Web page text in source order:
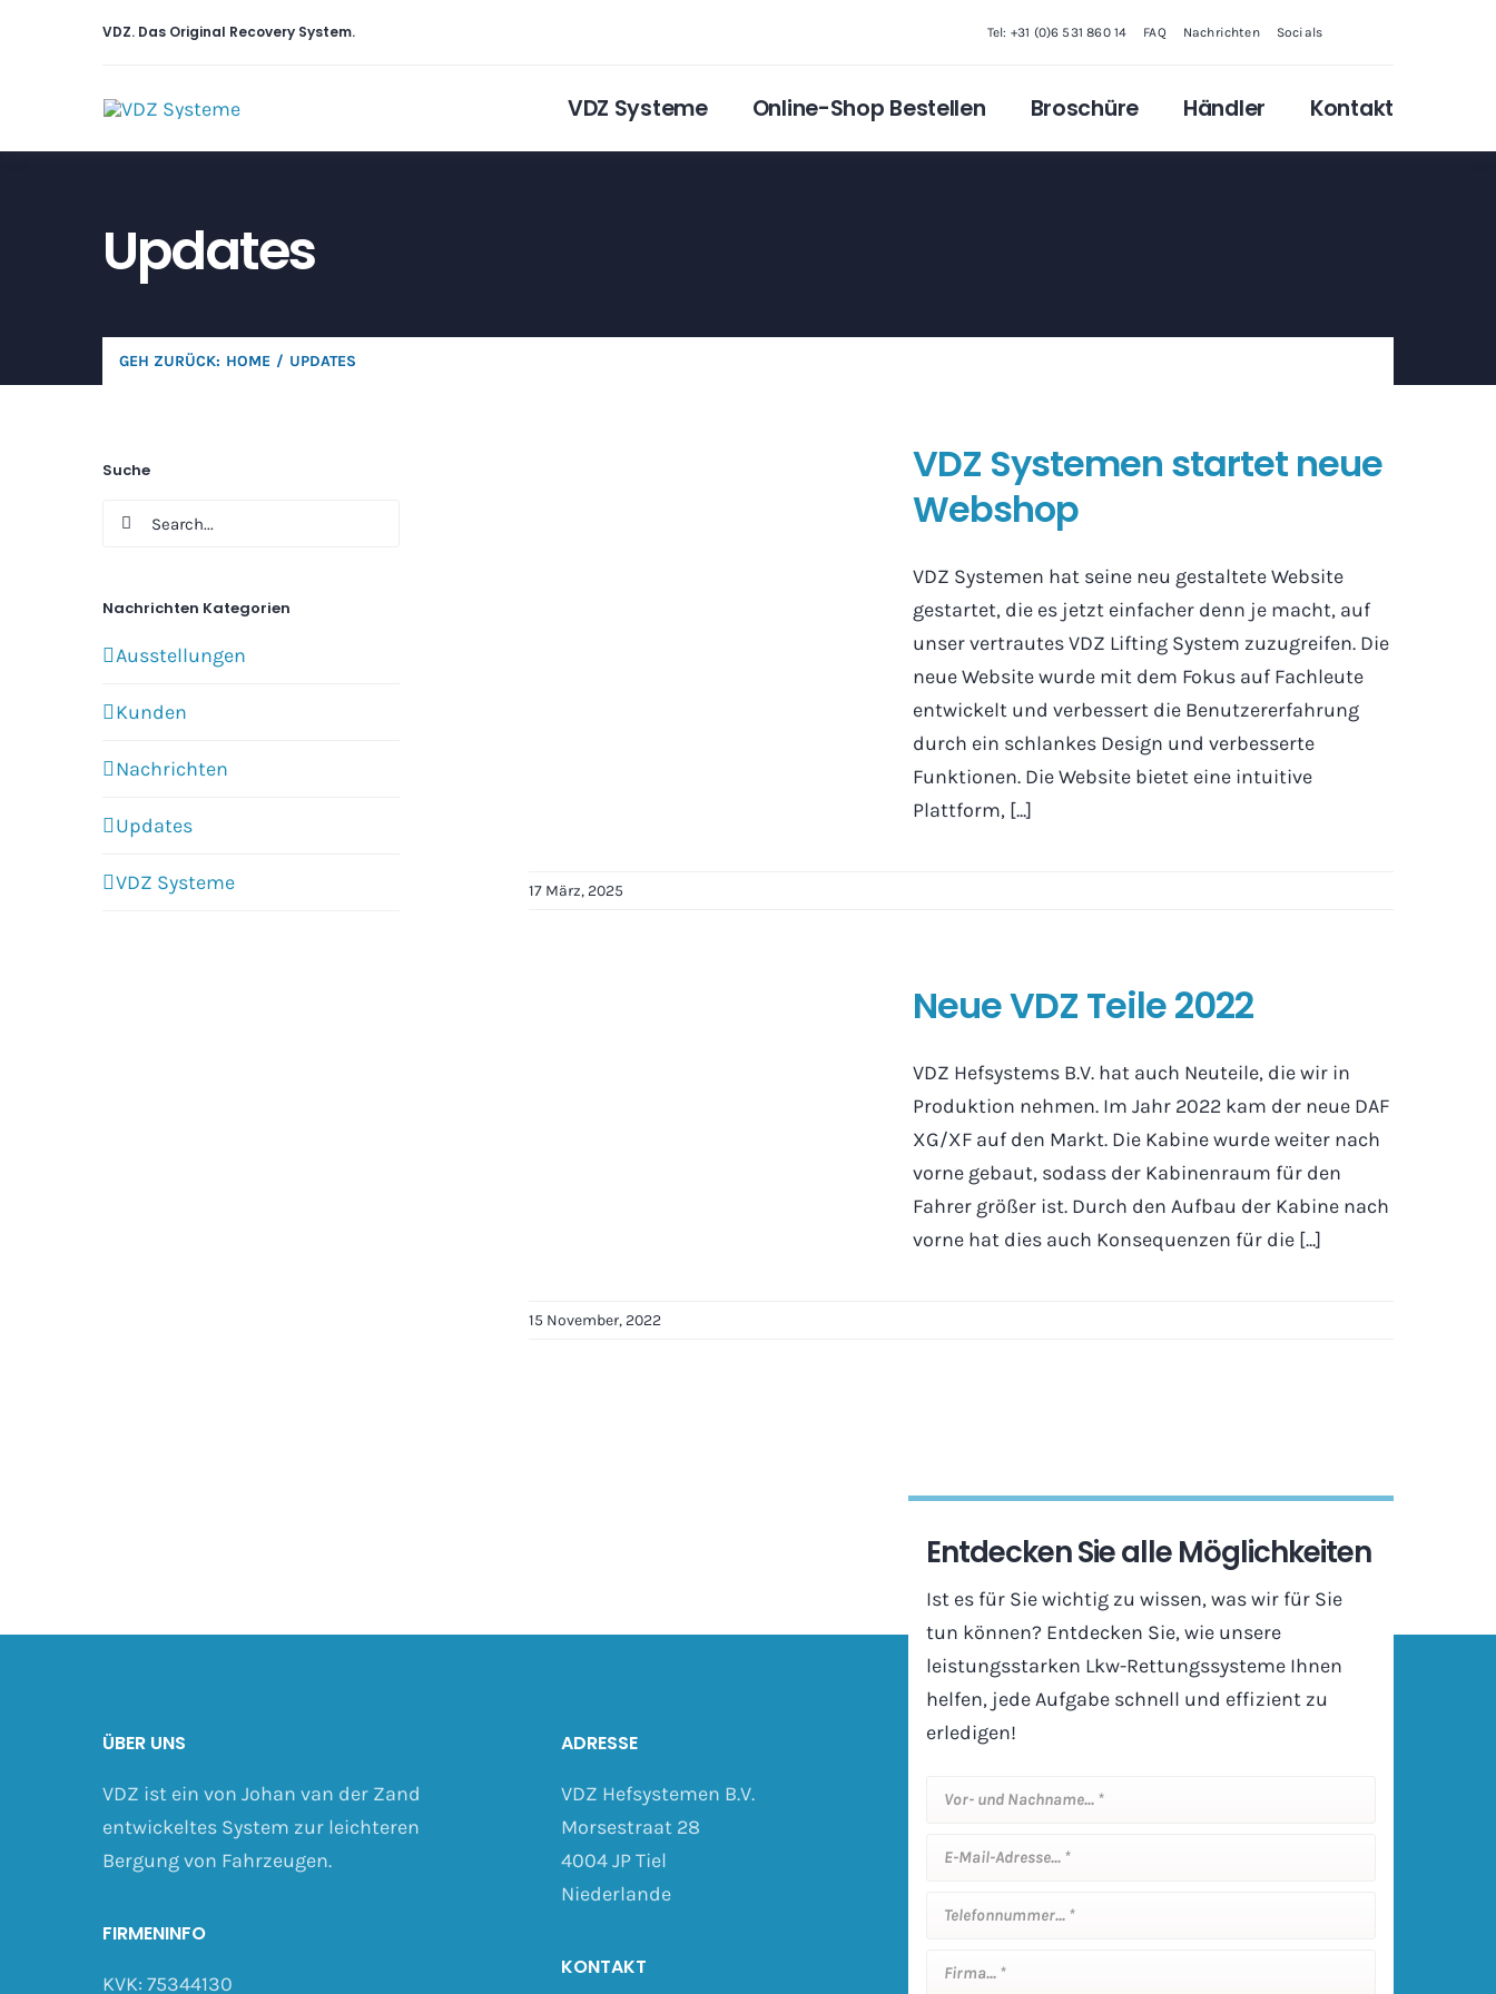
VDZ. Das Original Recovery System. Tel: +31 (0)6 531 860 14 FAQ Nachrichten Socials
VDZ Systeme Online-Shop Bestellen Broschüre Händler Kontakt
Updates
GEH ZURÜCK: HOME UPDATES
VDZ Systemen startet neue
Webshop
VDZ Systemen hat seine neu gestaltete Website
gestartet, die es jetzt einfacher denn je macht, auf
unser vertrautes VDZ Lifting System zuzugreifen. Die
neue Website wurde mit dem Fokus auf Fachleute
entwickelt und verbessert die Benutzererfahrung
durch ein schlankes Design und verbesserte
Funktionen. Die Website bietet eine intuitive
Plattform, [...]
17 März, 2025
Neue VDZ Teile 2022
VDZ Hefsystems B.V. hat auch Neuteile, die wir in
Produktion nehmen. Im Jahr 2022 kam der neue DAF
XG/XF auf den Markt. Die Kabine wurde weiter nach
vorne gebaut, sodass der Kabinenraum für den
Fahrer größer ist. Durch den Aufbau der Kabine nach
vorne hat dies auch Konsequenzen für die [...]
15 November, 2022
Suche
Search
Nachrichten Kategorien
Ausstellungen
Kunden
Nachrichten
Updates
VDZ Systeme
ÜBER UNS
VDZ ist ein von Johan van der Zand
entwickeltes System zur leichteren
Bergung von Fahrzeugen.
FIRMENINFO
KVK: 75344130
ADRESSE
VDZ Hefsystemen B.V.
Morsestraat 28
4004 JP Tiel
Niederlande
KONTAKT
Entdecken Sie alle Möglichkeiten
Ist es für Sie wichtig zu wissen, was wir für Sie
tun können? Entdecken Sie, wie unsere
leistungsstarken Lkw-Rettungssysteme Ihnen
helfen, jede Aufgabe schnell und effizient zu
erledigen!